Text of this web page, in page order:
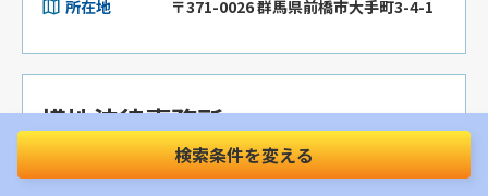
所在地
〒371-0026 群馬県前橋市大手町3-4-1
横地法律事務所
群馬県 高崎市
検索条件を変える